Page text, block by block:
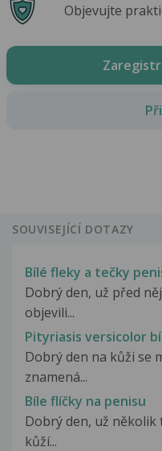
Objevujte
SOUVISEJÍCÍ DOTAZY
Bílé fleky a tečky
Dobrý den, už před
objevili...
Pityriasis versicolor
Dobrý den na kůži se
znamená...
Bíle flíčky na penisu
Dobrý den, už několik
kůží...